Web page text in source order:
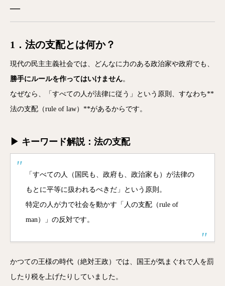
―
1．法の支配とは何か？
現代の民主主義社会では、どんなに力のある政治家や政府でも、
勝手にルールを作ってはいけません。
なぜなら、「すべての人が法律に従う」という原則、すなわち**
法の支配（rule of law）**があるからです。
▶ キーワード解説：法の支配
「すべての人（国民も、政府も、政治家も）が法律の
もとに平等に扱われるべきだ」という原則。
特定の人が力で社会を動かす「人の支配（rule of
man）」の反対です。
かつての王様の時代（絶対王政）では、国王が気まぐれで人を罰
したり税を上げたりしていました。